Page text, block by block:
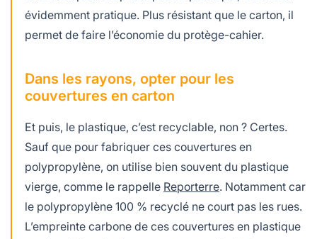
évidemment pratique. Plus résistant que le carton, il
permet de faire l’économie du protège-cahier.
Dans les rayons, opter pour les
couvertures en carton
Et puis, le plastique, c’est recyclable, non ? Certes.
Sauf que pour fabriquer ces couvertures en
polypropylène, on utilise bien souvent du plastique
vierge, comme le rappelle Reporterre. Notamment car
le polypropylène 100 % recyclé ne court pas les rues.
L’empreinte carbone de ces couvertures en plastique